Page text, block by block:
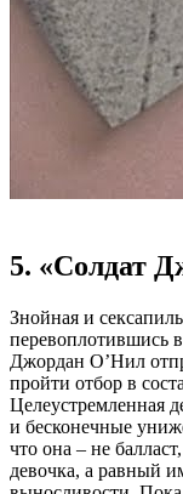
5. «Солдат
Знойная и
перевоплотившись
Джордан О’Нил
пройти отбор в
Целеустремленная
и бесконечные
что она – не
девочка, а равный